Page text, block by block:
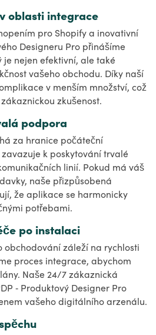
oblasti integrace
pro Shopify a inovativní
Designeru Pro přinášíme
nejen efektivní, ale také
vašeho obchodu. Díky naší
v menším množství, což
zkušenost.
podpora
za hranice počáteční
k poskytování trvalé
linií. Pokud má váš
naše přizpůsobená
že aplikace se harmonicky
potřebami.
po instalaci
obchodování záleží na rychlosti
proces integrace, abychom
Naše 24/7 zákaznická
‑ Produktový Designer Pro
vašeho digitálního arzenálu.